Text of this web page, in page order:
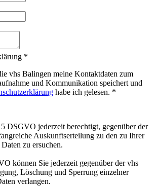
*
vhs Balingen meine Kontaktdaten zum
und Kommunikation speichert und
habe ich gelesen. *
DSGVO jederzeit berechtigt, gegenüber der
Auskunftserteilung zu den zu Ihrer
zu ersuchen.
können Sie jederzeit gegenüber der vhs
Löschung und Sperrung einzelner
verlangen.